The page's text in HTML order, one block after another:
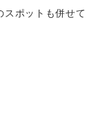
スポットも併せて